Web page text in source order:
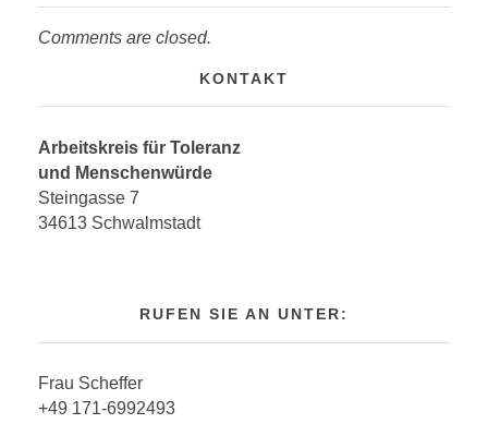
Comments are closed.
KONTAKT
Arbeitskreis für Toleranz
und Menschenwürde
Steingasse 7
34613 Schwalmstadt
RUFEN SIE AN UNTER:
Frau Scheffer
+49 171-6992493